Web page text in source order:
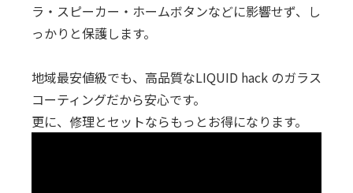
ラ・スピーカー・ホームボタンなどに影響せず、し
っかりと保護します。
地域最安値級でも、高品質なLIQUID hack のガラス
コーティングだから安心です。
更に、修理とセットならもっとお得になります。